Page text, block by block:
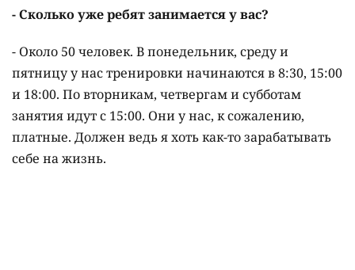
- Сколько уже ребят занимается у вас?
- Около 50 человек. В понедельник, среду и
пятницу у нас тренировки начинаются в 8:30, 15:00
и 18:00. По вторникам, четвергам и субботам
занятия идут с 15:00. Они у нас, к сожалению,
платные. Должен ведь я хоть как-то зарабатывать
себе на жизнь.